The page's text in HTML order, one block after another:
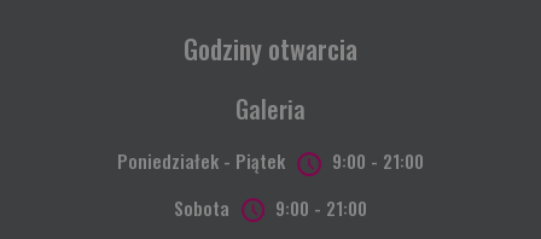
Godziny otwarcia
Galeria
Poniedziałek - Piątek
9:00 - 21:00
Sobota
9:00 - 21:00